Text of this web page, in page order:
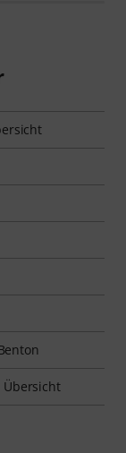
Übersicht